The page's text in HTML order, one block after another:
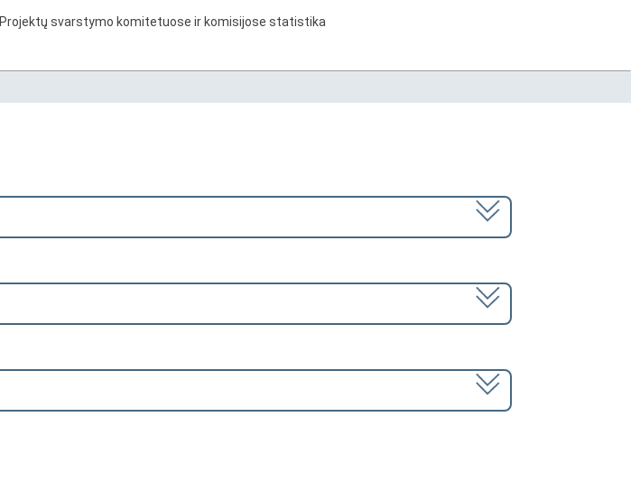
Projektų svarstymo komitetuose ir komisijose statistika